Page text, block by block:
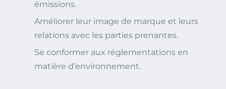
émissions.
Améliorer leur image de marque et leurs
relations avec les parties prenantes.
Se conformer aux réglementations en
matière d’environnement.